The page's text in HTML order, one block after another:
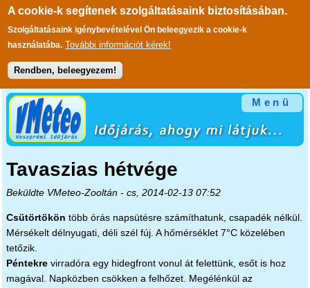
A cookie-k segítenek szolgáltatásaink biztosításában.
Szolgáltatásaink igénybevételével Ön beleegyezik a cookie-k
használatába. További információt kérek!
Rendben, beleegyezem!
Ugrás a tartalomra
Menü
Tavaszias hétvége
Beküldte VMeteo-Zooltán- cs, 2014-02-13 07:52
Csütörtökön több órás napsütésre számíthatunk, csapadék nélkül.
Mérsékelt délnyugati, déli szél fúj. A hőmérséklet 7°C közelében
tetőzik.
Péntekrevirradóra egy hidegfront vonul át felettünk, esőt is hoz
magával. Napközben csökken a felhőzet. Megélénkül az